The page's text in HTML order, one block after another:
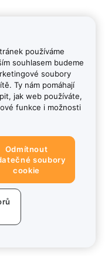
používáme
souhlasem budeme
soubory
Ty nám pomáhají
jak web používáte,
funkce i možnosti
Odmítnout
soubory
cookie